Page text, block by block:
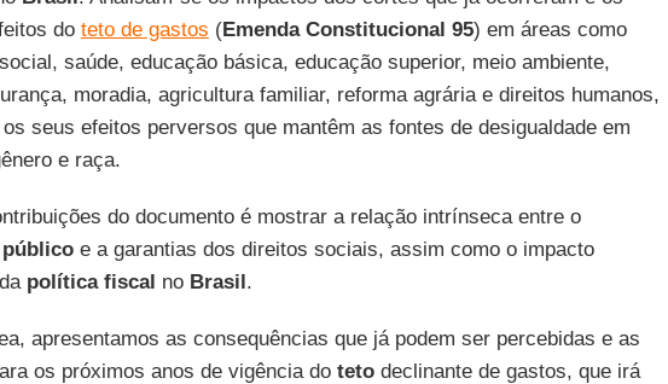
do teto de gastos (Emenda Constitucional 95) em áreas como
saúde, educação básica, educação superior, meio ambiente,
moradia, agricultura familiar, reforma agrária e direitos humanos,
seus efeitos perversos que mantêm as fontes de desigualdade em
e raça.
do documento é mostrar a relação intrínseca entre o
e a garantias dos direitos sociais, assim como o impacto
política fiscal no Brasil.
apresentamos as consequências que já podem ser percebidas e as
os próximos anos de vigência do tetodeclinante de gastos, que irá